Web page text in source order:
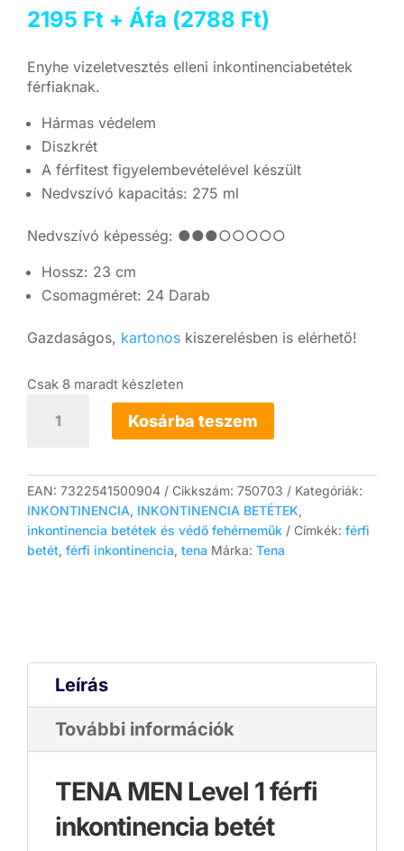
2195 Ft + Áfa (2788 Ft)
Enyhe vizeletvesztés elleni inkontinenciabetétek
férfiaknak.
Hármas védelem
Diszkrét
A férfitest figyelembevételével készült
Nedvszívó kapacitás: 275 ml
Nedvszívó képesség: ●●●○○○○○
Hossz: 23 cm
Csomagméret: 24 Darab
Gazdaságos, kartonos kiszerelésben is elérhető!
Csak 8 maradt készleten
MEN
férfi
betét
-
Inkontinencia
betét
(24
Kosárba teszem
EAN: 7322541500904 Cikkszám: 750703
Kategóriák:
INKONTINENCIA, INKONTINENCIA BETÉTEK,
inkontinencia betétek és védő fehérneműk
Címkék: férfi
betét, férfi inkontinencia, tena Márka: Tena
Leírás
További információk
TENA MEN Level 1 férfi
inkontinencia betét